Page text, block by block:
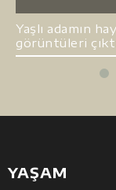
Yaşlı adamın
görüntüleri
YAŞAM